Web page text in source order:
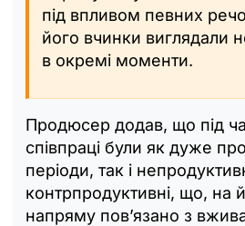
під впливом певних
його вчинки виглядали
в окремі моменти.
Продюсер додав, що під
співпраці були як дуже
періоди, так і
контрпродуктивні, що, на
напряму пов’язано з